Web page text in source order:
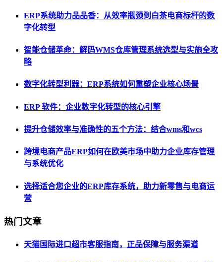
ERP系统助力品品香：从效率瓶颈到白茶电商标杆的数
字化转型
智能仓储革命：解码WMS仓库管理系统选型与实施全攻
略
数字化转型利器：ERP系统如何重塑企业核心场景
ERP 软件：企业数字化转型的核心引擎
提升仓储效率与准确性的五个方法：结合wms和wcs
跨境电商产品ERP如何在欧美市场中助力企业库存管理
与系统优化
选择适合您企业的ERP库存系统，助力新零售与电商运
营
热门文章
天猫国际进口超市客服指南，正品保障与服务渠道